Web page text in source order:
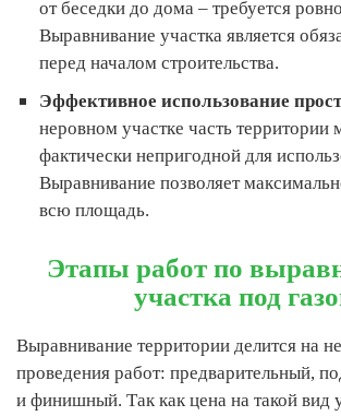
от беседки до дома – требуется
Выравнивание участка является
перед началом строительства.
Эффективное использование
неровном участке часть территории
фактически непригодной для
Выравнивание позволяет
всю площадь.
Этапы работ по
участка под
Выравнивание территории делится на
проведения работ: предварительный,
и финишный. Так как цена на такой вид